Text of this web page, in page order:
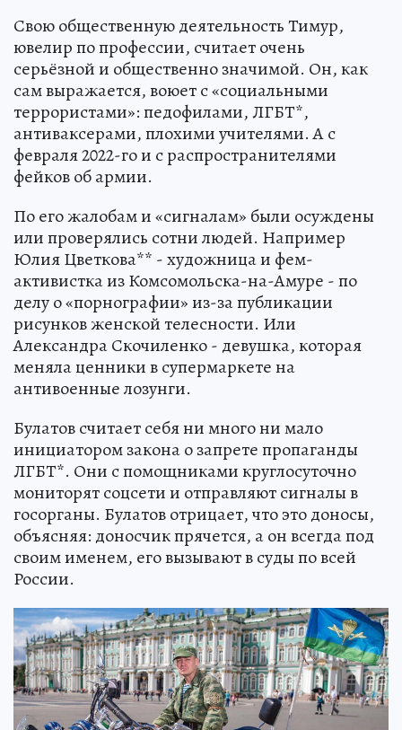
Свою общественную деятельность Тимур,
ювелир по профессии, считает очень
серьёзной и общественно значимой. Он, как
сам выражается, воюет с «социальными
террористами»: педофилами, ЛГБТ*,
антиваксерами, плохими учителями. А с
февраля 2022-го и с распространителями
фейков об армии.
По его жалобам и «сигналам» были осуждены
или проверялись сотни людей. Например
Юлия Цветкова** - художница и фем-
активистка из Комсомольска-на-Амуре - по
делу о «порнографии» из-за публикации
рисунков женской телесности. Или
Александра Скочиленко - девушка, которая
меняла ценники в супермаркете на
антивоенные лозунги.
Булатов считает себя ни много ни мало
инициатором закона о запрете пропаганды
ЛГБТ*. Они с помощниками круглосуточно
мониторят соцсети и отправляют сигналы в
госорганы. Булатов отрицает, что это доносы,
объясняя: доносчик прячется, а он всегда под
своим именем, его вызывают в суды по всей
России.